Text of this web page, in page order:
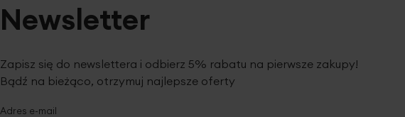
Newsletter
Zapisz się do newslettera i odbierz 5% rabatu na pierwsze zakupy!
Bądź na bieżąco, otrzymuj najlepsze oferty
Adres e-mail